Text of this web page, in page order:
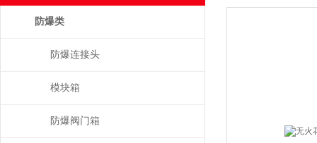
防爆类
防爆连接头
模块箱
防爆阀门箱